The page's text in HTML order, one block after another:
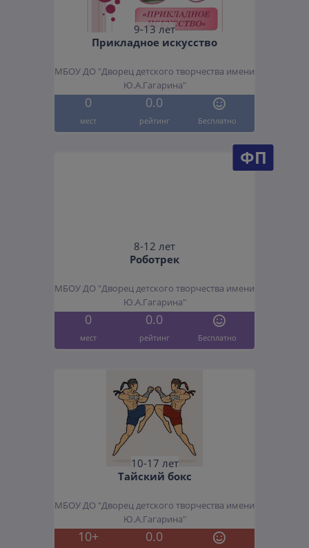
9-13 лет
Прикладное искусство
МБОУ ДО "Дворец детского творчества имени
Ю.А.Гагарина"
0 0.0
мест рейтинг Бесплатно
ФП
8-12 лет
Роботрек
МБОУ ДО "Дворец детского творчества имени
Ю.А.Гагарина"
0 0.0
мест рейтинг Бесплатно
10-17 лет
Тайский бокс
МБОУ ДО "Дворец детского творчества имени
Ю.А.Гагарина"
10+ 0.0